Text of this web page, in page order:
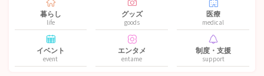
暮らし
life
グッズ
goods
医療
medical
イベント
event
エンタメ
entame
制度・支援
support